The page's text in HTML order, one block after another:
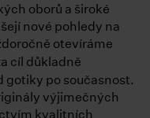
oborů a široké
nové pohledy na
otevíráme
cíl důkladně
gotiky po současnost.
výjimečných
kvalitních